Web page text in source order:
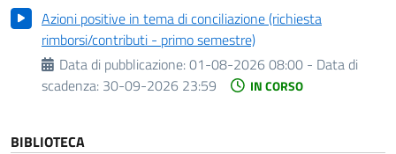
Azioni positive in tema di conciliazione (richiesta
rimborsi/contributi - primo semestre)
Data di pubblicazione:01-08-2026 08:00 - Data di
scadenza: 30-09-2026 23:59 IN CORSO
BIBLIOTECA